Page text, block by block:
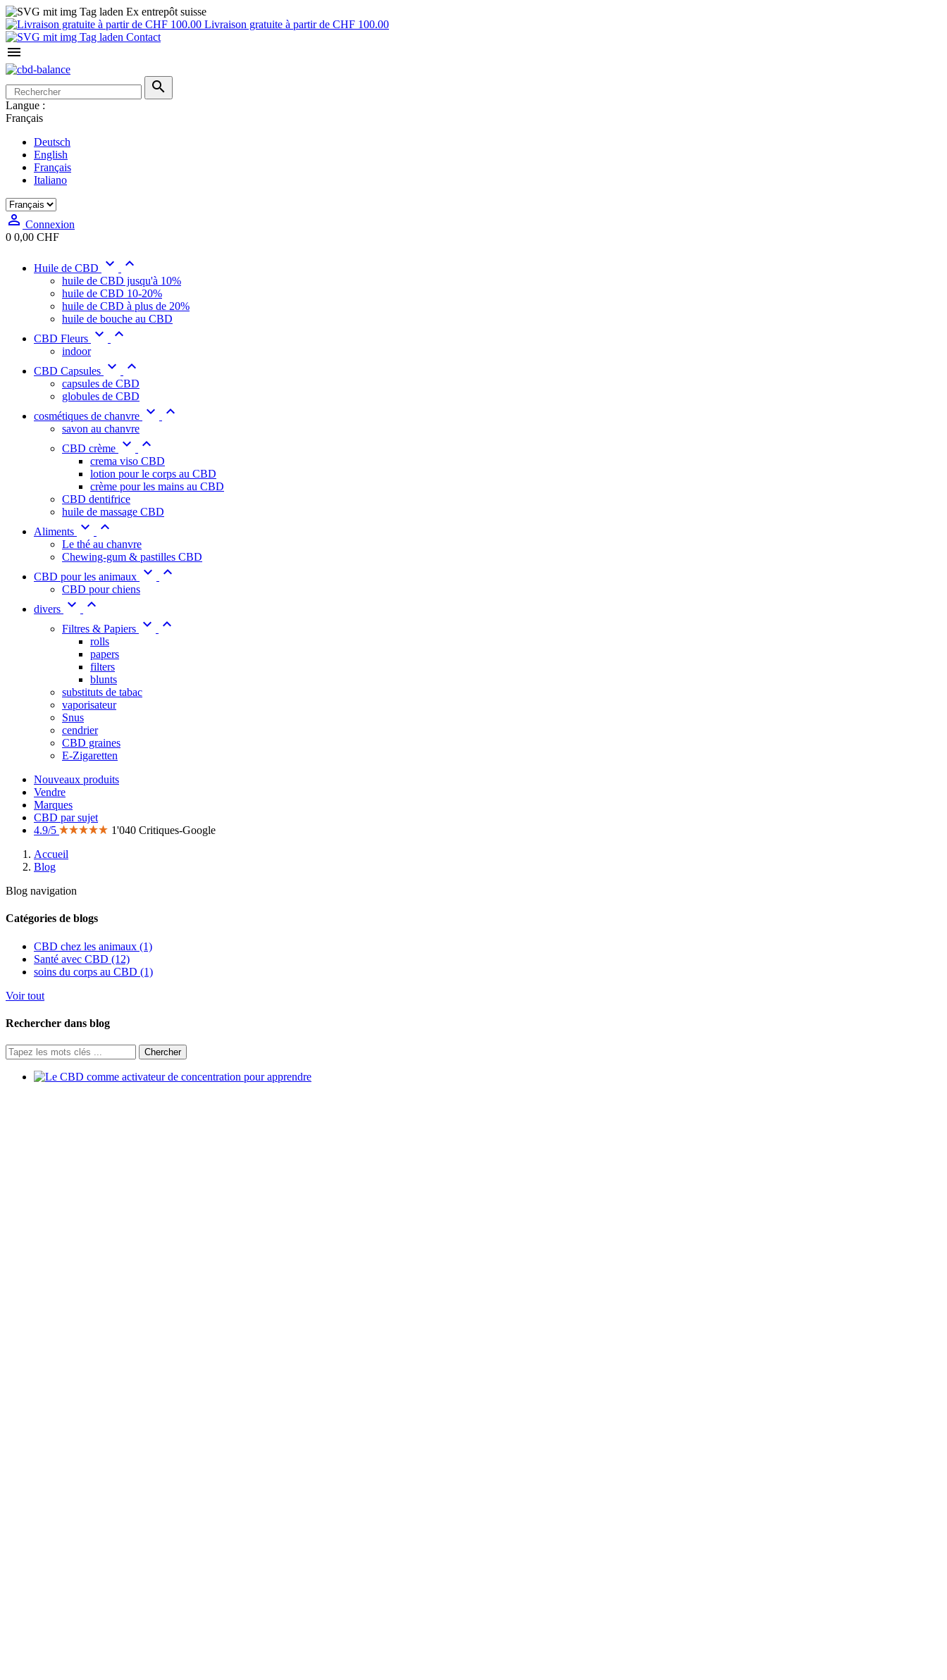
Ex entrepôt suisse
Livraison gratuite à partir de CHF 100.00
Contact


Langue :
Français
Deutsch
English
Français
Italiano
 Connexion
0 0,00 CHF
Huile de CBD  
huile de CBD jusqu'à 10%
huile de CBD 10-20%
huile de CBD à plus de 20%
huile de bouche au CBD
CBD Fleurs  
indoor
CBD Capsules  
capsules de CBD
globules de CBD
cosmétiques de chanvre  
savon au chanvre
CBD crème  
crema viso CBD
lotion pour le corps au CBD
crème pour les mains au CBD
CBD dentifrice
huile de massage CBD
Aliments  
Le thé au chanvre
Chewing-gum & pastilles CBD
CBD pour les animaux  
CBD pour chiens
divers  
Filtres & Papiers  
rolls
papers
filters
blunts
substituts de tabac
vaporisateur
Snus
cendrier
CBD graines
E-Zigaretten
Nouveaux produits
Vendre
Marques
CBD par sujet
4.9/5
1'040 Critiques-Google
Accueil
Blog
Blog navigation
Catégories de blogs
CBD chez les animaux (1)
Santé avec CBD (12)
soins du corps au CBD (1)
Voir tout
Rechercher dans blog